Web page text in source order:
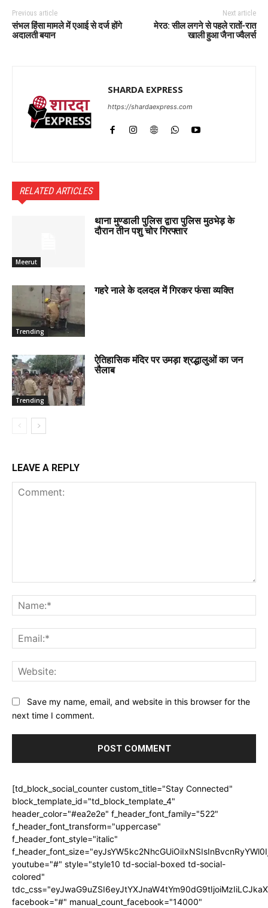
Previous article
संभल हिंसा मामले में एआई से दर्ज होंगे
अदालती बयान
Next article
मेरठ: सील लगने से पहले रातों-रात
खाली हुआ जैना ज्वैलर्स
SHARDA EXPRESS
https://shardaexpress.com
RELATED ARTICLES
Meerut
थाना मुण्डाली पुलिस द्वारा पुलिस मुठभेड़ के
दौरान तीन पशु चोर गिरफ्तार
Trending
गहरे नाले के दलदल में गिरकर फंसा व्यक्ति
Trending
ऐतिहासिक मंदिर पर उमड़ा श्रद्धालुओं का जन
सैलाब
LEAVE A REPLY
Save my name, email, and website in this browser for the
next time I comment.
[td_block_social_counter custom_title="Stay Connected"
block_template_id="td_block_template_4"
header_color="#ea2e2e" f_header_font_family="522"
f_header_font_transform="uppercase"
f_header_font_style="italic"
youtube="#" style="style10 td-social-boxed td-social-
colored"
facebook="#" manual_count_facebook="14000"